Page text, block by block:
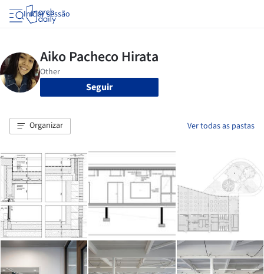
Iniciar sessão
Seguir
Organizar Ver todas as pastas